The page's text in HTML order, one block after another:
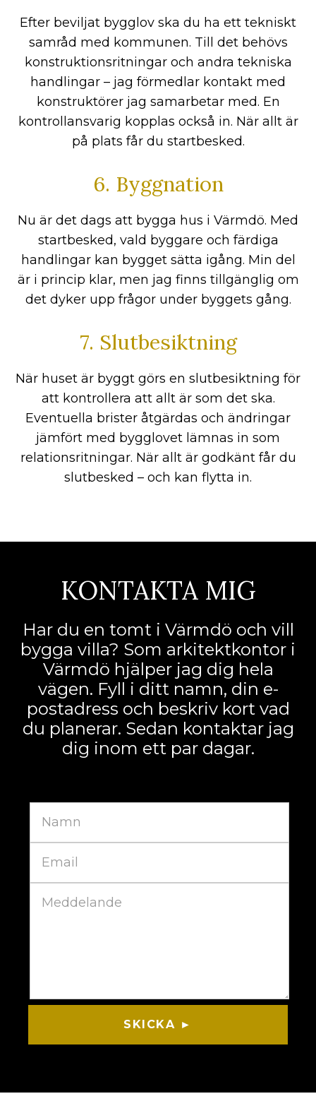
Efter beviljat bygglov ska du ha ett tekniskt
samråd med kommunen. Till det behövs
konstruktionsritningar och andra tekniska
handlingar – jag förmedlar kontakt med
konstruktörer jag samarbetar med. En
kontrollansvarig kopplas också in. När allt är
på plats får du startbesked.
6. Byggnation
Nu är det dags att bygga hus i Värmdö. Med
startbesked, vald byggare och färdiga
handlingar kan bygget sätta igång. Min del
är i princip klar, men jag finns tillgänglig om
det dyker upp frågor under byggets gång.
7. Slutbesiktning
När huset är byggt görs en slutbesiktning för
att kontrollera att allt är som det ska.
Eventuella brister åtgärdas och ändringar
jämfört med bygglovet lämnas in som
relationsritningar. När allt är godkänt får du
slutbesked – och kan flytta in.
KONTAKTA MIG
Har du en tomt i Värmdö och vill
bygga villa? Som arkitektkontor i
Värmdö hjälper jag dig hela
vägen. Fyll i ditt namn, din e-
postadress och beskriv kort vad
du planerar. Sedan kontaktar jag
dig inom ett par dagar.
SKICKA ►